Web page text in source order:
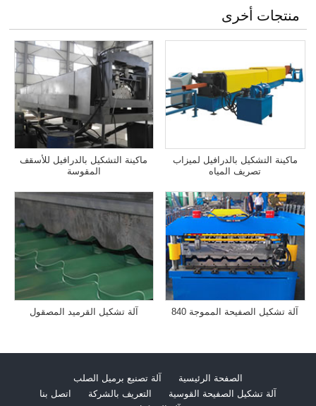
منتجات أخرى
ماكينة التشكيل بالدرافيل لميزاب
تصريف المياه
ماكينة التشكيل بالدرافيل للأسقف
المقوسة
آلة تشكيل الصفيحة المموجة 840 آلة تشكيل القرميد المصقول
الصفحة الرئيسية
آلة تصنيع برميل الصلب
آلة تشكيل الصفيحة القوسية
التعريف بالشركة
اتصل بنا